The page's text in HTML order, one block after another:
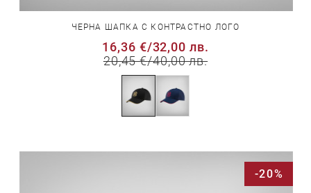
ЧЕРНА ШАПКА С КОНТРАСТНО ЛОГО
16,36 €/32,00 лв.
20,45 €/40,00 лв.
-20%